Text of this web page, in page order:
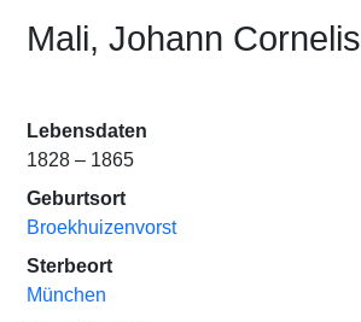
Mali, Johann Cornelis
Lebensdaten
1828 – 1865
Geburtsort
Broekhuizenvorst
Sterbeort
München